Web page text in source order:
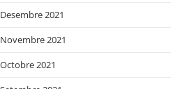
Desembre 2021
Novembre 2021
Octobre 2021